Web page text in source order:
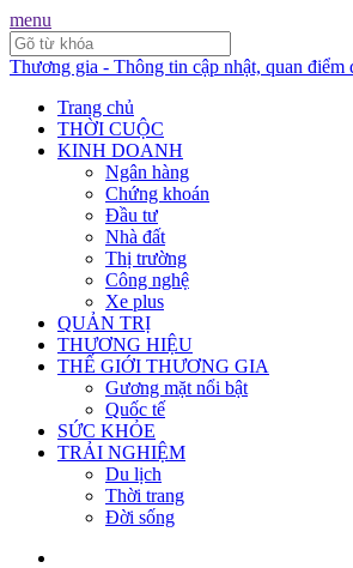
menu
Thương gia - Thông tin cập nhật, quan điểm
Trang chủ
THỜI CUỘC
KINH DOANH
Ngân hàng
Chứng khoán
Đầu tư
Nhà đất
Thị trường
Công nghệ
Xe plus
QUẢN TRỊ
THƯƠNG HIỆU
THẾ GIỚI THƯƠNG GIA
Gương mặt nổi bật
Quốc tế
SỨC KHỎE
TRẢI NGHIỆM
Du lịch
Thời trang
Đời sống